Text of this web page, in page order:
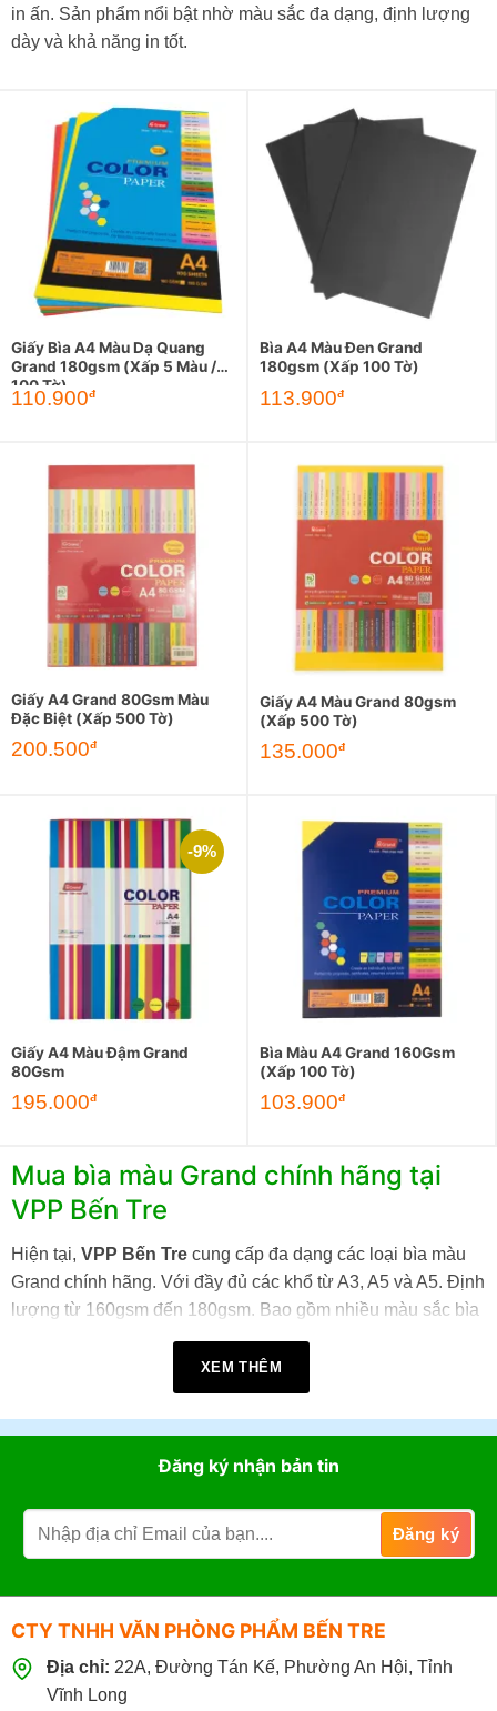
in ấn. Sản phẩm nổi bật nhờ màu sắc đa dạng, định lượng
dày và khả năng in tốt.
Giấy Bìa A4 Màu Dạ Quang
Grand 180gsm (Xấp 5 Màu /
100 Tờ)
110.900đ
Bìa A4 Màu Đen Grand
180gsm (Xấp 100 Tờ)
113.900đ
Giấy A4 Grand 80Gsm Màu
Đặc Biệt (Xấp 500 Tờ)
200.500đ
Giấy A4 Màu Grand 80gsm
(Xấp 500 Tờ)
135.000đ
-9%
Giấy A4 Màu Đậm Grand
80Gsm
Giá
gốc
195.000đGiá
Bìa Màu A4 Grand 160Gsm
(Xấp 100 Tờ)
103.900đ
Mua bìa màu Grand chính hãng tại
VPP Bến Tre
Hiện tại, VPP Bến Tre cung cấp đa dạng các loại bìa màu
Grand chính hãng. Với đầy đủ các khổ từ A3, A5 và A5. Định
lượng từ 160gsm đến 180gsm. Bao gồm nhiều màu sắc bìa
như: trắng, đen, đỏ, vàng, xanh dương, xanh lá, hồng, cam,
tím… cùng các dòng phối 5 màu và màu dạ quang.
Khách hàng có thể sử dụng Giấy bìa Grand để: Đóng bìa
chứng chỉ, giấy khen. Thiết kế thủ công (handmade), thiệp
liệu theo màu sắc…
bệnh viện… Có thể liên hệ đặt mua các loại giấy bìa của
Grand theo hướng dẫn sau:
XEM THÊM
Đăng ký nhận bản tin
CTY TNHH VĂN PHÒNG PHẨM BẾN TRE
Địa chỉ: 22A, Đường Tán Kế, Phường An Hội, Tỉnh
Vĩnh Long